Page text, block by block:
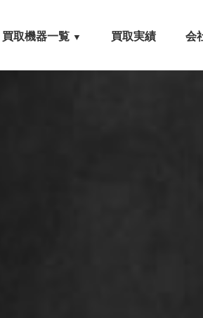
買取機器一覧 ▼
自動車設備機械
買取実績 会